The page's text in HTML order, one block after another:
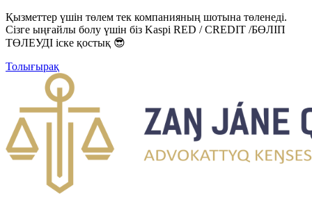
Қызметтер үшін төлем тек компанияның шотына төленеді.
Сізге ыңғайлы болу үшін біз Kaspi RED / CREDIT /БӨЛІП
ТӨЛЕУДІ іске қостық 😎
Толығырақ